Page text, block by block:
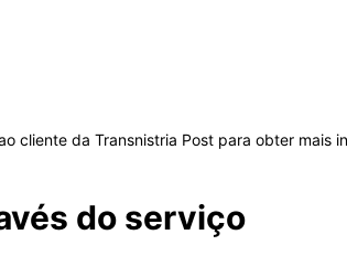
cliente da Transnistria Post para obter mais
do serviço